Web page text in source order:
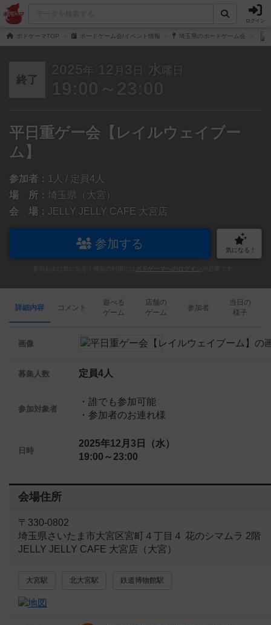
ログイン
ボドゲーマTOP ボードゲーム会/イベント情報 埼玉県のボードゲーム会
終了
2025 年 12 月 3 日 水 曜日
19:00～23:00
平日重ゲー会【レイルウェイブー
ム】
参加者： 1人 / 定員4人
場 所： 埼玉県（大宮）
会 場： JELLY JELLY CAFE 大宮店
参加する 気になる！
ボドゲーマへのログイン
詳細内容 コメント
遊べる
ゲーム
店舗の
ゲーム
参加者
当日の
様子
画像
募集人数 定員4人
参加対象者
・誰でも参加可能
・参加者のお連れ様
日時
2025年12月3日（水）
19:00～23:00
会場住所
〒330-0802
埼玉県さいたま市大宮区宮町４丁目４ 花のシマムラ 2階
JELLY JELLY CAFE 大宮店（大宮）
大宮駅 北大宮駅 鉄道博物館駅